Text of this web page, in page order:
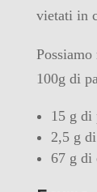
vietati in
100g di
15 g di
2,5 g
67 g di